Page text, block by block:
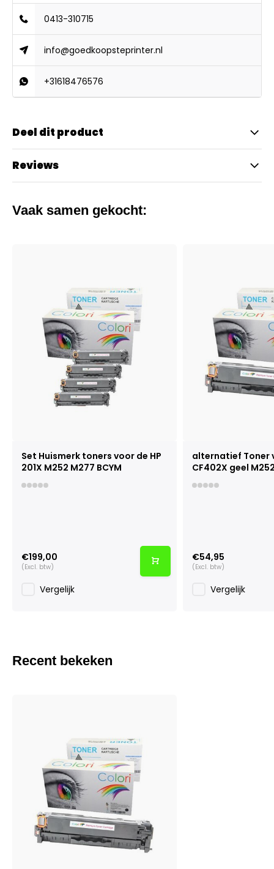
0413-310715
info@goedkoopsteprinter.nl
+31618476576
Deel dit product
Reviews
Vaak samen gekocht:
Set Huismerk toners voor de HP
201X M252 M277 BCYM
€199,00
(Excl. btw)
Vergelijk
alternatief Toner
CF402X geel
€54,95
(Excl. btw)
Vergelijk
Recent bekeken